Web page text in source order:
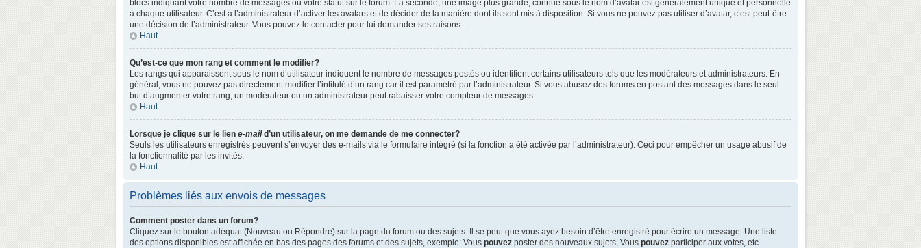
blocs indiquant votre nombre de messages ou votre statut sur le forum. La seconde, une image plus grande, connue sous le nom d’avatar est généralement unique et personnelle
à chaque utilisateur. C’est à l’administrateur d’activer les avatars et de décider de la manière dont ils sont mis à disposition. Si vous ne pouvez pas utiliser d’avatar, c’est peut-être
une décision de l’administrateur. Vous pouvez le contacter pour lui demander ses raisons.
Haut
Qu’est-ce que mon rang et comment le modifier?
Les rangs qui apparaissent sous le nom d’utilisateur indiquent le nombre de messages postés ou identifient certains utilisateurs tels que les modérateurs et administrateurs. En
général, vous ne pouvez pas directement modifier l’intitulé d’un rang car il est paramétré par l’administrateur. Si vous abusez des forums en postant des messages dans le seul
but d’augmenter votre rang, un modérateur ou un administrateur peut rabaisser votre compteur de messages.
Haut
Lorsque je clique sur le lien e-maild’un utilisateur, on me demande de me connecter?
Seuls les utilisateurs enregistrés peuvent s’envoyer des e-mails via le formulaire intégré (si la fonction a été activée par l’administrateur). Ceci pour empêcher un usage abusif de
la fonctionnalité par les invités.
Haut
Problèmes liés aux envois de messages
Comment poster dans un forum?
Cliquez sur le bouton adéquat (Nouveau ou Répondre) sur la page du forum ou des sujets. Il se peut que vous ayez besoin d’être enregistré pour écrire un message. Une liste
des options disponibles est affichée en bas des pages des forums et des sujets, exemple: Vous pouvez poster des nouveaux sujets, Vous pouvez participer aux votes, etc.